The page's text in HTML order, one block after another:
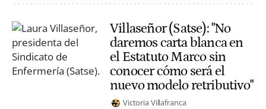
Villaseñor (Satse): "No
daremos carta blanca en
el Estatuto Marco sin
conocer cómo será el
nuevo modelo retributivo"
Victoria Villafranca